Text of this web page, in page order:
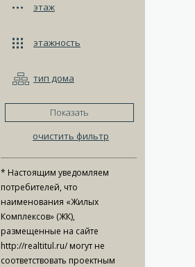
этаж
этажность
тип дома
Показать
очистить фильтр
* Настоящим уведомляем
потребителей, что
наименования «Жилых
Комплексов» (ЖК),
размещенные на сайте
http://realtitul.ru/ могут не
соответствовать проектным